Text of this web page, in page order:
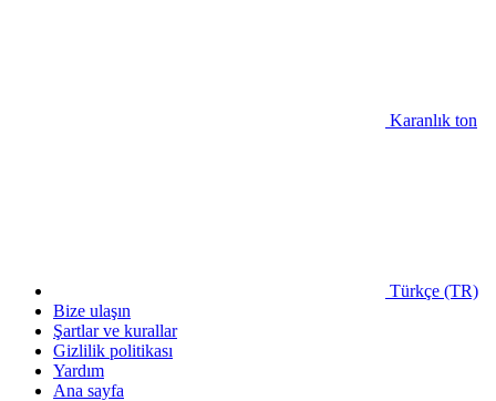
Karanlık ton
Türkçe (TR)
Bize ulaşın
Şartlar ve kurallar
Gizlilik politikası
Yardım
Ana sayfa